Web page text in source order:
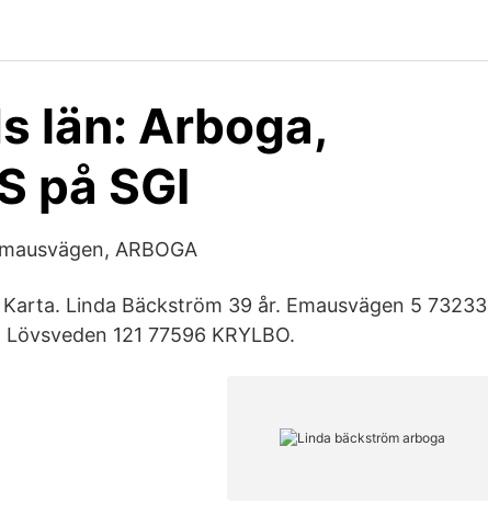
län: Arboga,
på SGI
ARBOGA
Linda Bäckström 39 år. Emausvägen 5 73233
121 77596 KRYLBO.